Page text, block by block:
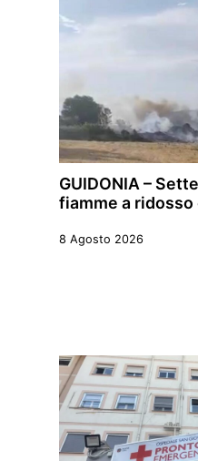
GUIDONIA –
fiamme a ridosso
8 Agosto 2026